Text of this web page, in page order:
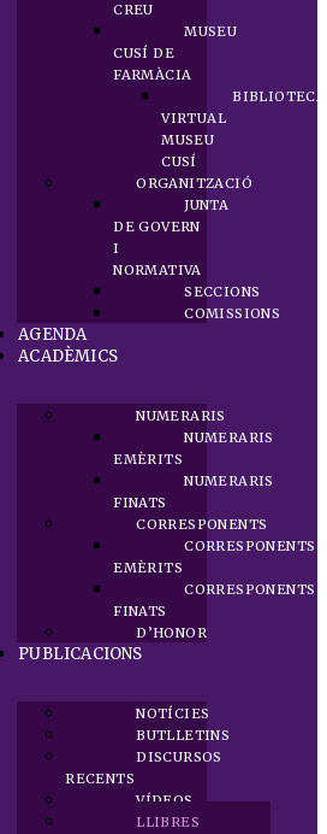
CREU
MUSEU
CUSÍ DE
FARMÀCIA
BIBLIOTECA
VIRTUAL
MUSEU
CUSÍ
ORGANITZACIÓ
JUNTA
DE GOVERN
I
NORMATIVA
SECCIONS
COMISSIONS
AGENDA
ACADÈMICS
NUMERARIS
NUMERARIS
EMÈRITS
NUMERARIS
FINATS
CORRESPONENTS
CORRESPONENTS
EMÈRITS
CORRESPONENTS
FINATS
D’HONOR
PUBLICACIONS
NOTÍCIES
BUTLLETINS
DISCURSOS
RECENTS
VÍDEOS
LLIBRES